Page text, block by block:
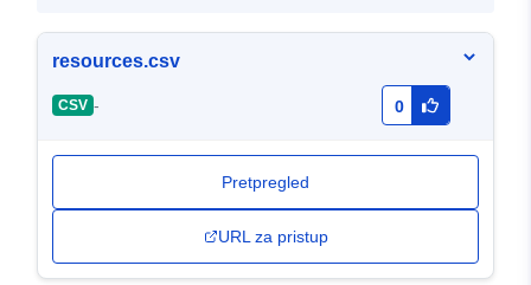
resources.csv
CSV - 0
Pretpregled
URL za pristup